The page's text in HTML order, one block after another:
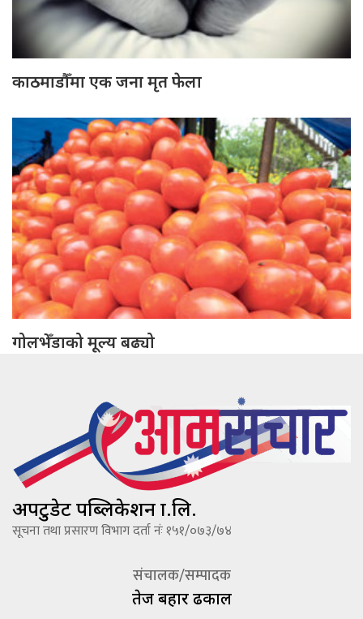
काठमाडौँमा एक जना मृत फेला
गोलभेँडाको मूल्य बढ्यो
अपटुडेट पब्लिकेशन प्रा.लि.
सूचना तथा प्रसारण विभाग दर्ता नंः १५१/०७३/७४
संचालक/सम्पादक
तेज बहादूर ढकाल